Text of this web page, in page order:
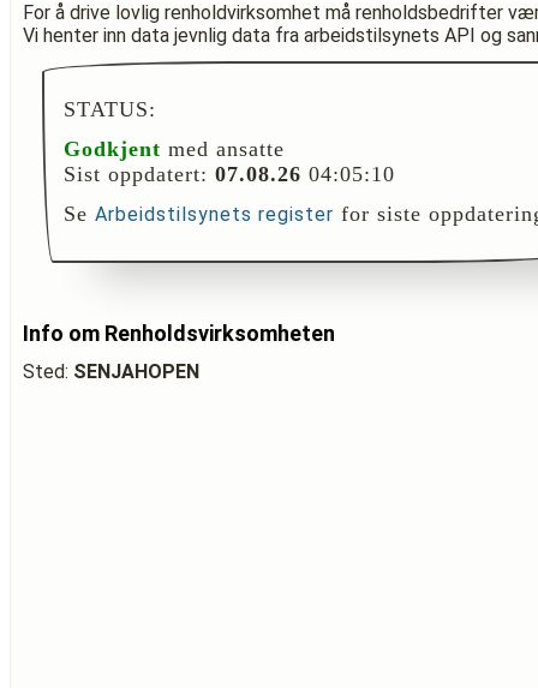
For å drive lovlig renholdvirksomhet må renholdsbedrifter
Vi henter inn data jevnlig data fra arbeidstilsynets API og
STATUS:
Godkjent med ansatte
Sist oppdatert: 07.08.26 04:05:10
Se Arbeidstilsynets register for siste
Info om Renholdsvirksomheten
Sted: SENJAHOPEN